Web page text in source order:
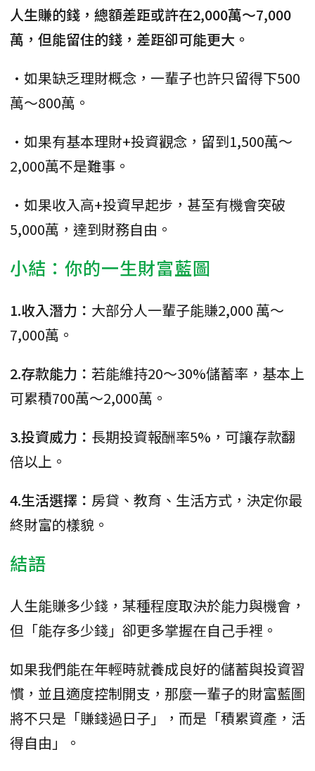
人生賺的錢，總額差距或許在2,000萬～7,000
萬，但能留住的錢，差距卻可能更大。
•如果缺乏理財概念，一輩子也許只留得下500
萬～800萬。
•如果有基本理財+投資觀念，留到1,500萬～
2,000萬不是難事。
•如果收入高+投資早起步，甚至有機會突破
5,000萬，達到財務自由。
小結：你的一生財富藍圖
1.收入潛力： 大部分人一輩子能賺2,000 萬～
7,000萬。
2.存款能力： 若能維持20～30%儲蓄率，基本上
可累積700萬～2,000萬。
3.投資威力： 長期投資報酬率5%，可讓存款翻
倍以上。
4.生活選擇： 房貸、教育、生活方式，決定你最
終財富的樣貌。
結語
人生能賺多少錢，某種程度取決於能力與機會，
但「能存多少錢」卻更多掌握在自己手裡。
如果我們能在年輕時就養成良好的儲蓄與投資習
慣，並且適度控制開支，那麼一輩子的財富藍圖
將不只是「賺錢過日子」，而是「積累資產，活
得自由」。